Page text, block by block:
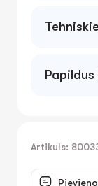
Artikuls: